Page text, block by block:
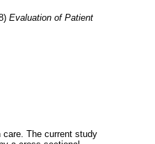
Evaluation of Patient
The current study